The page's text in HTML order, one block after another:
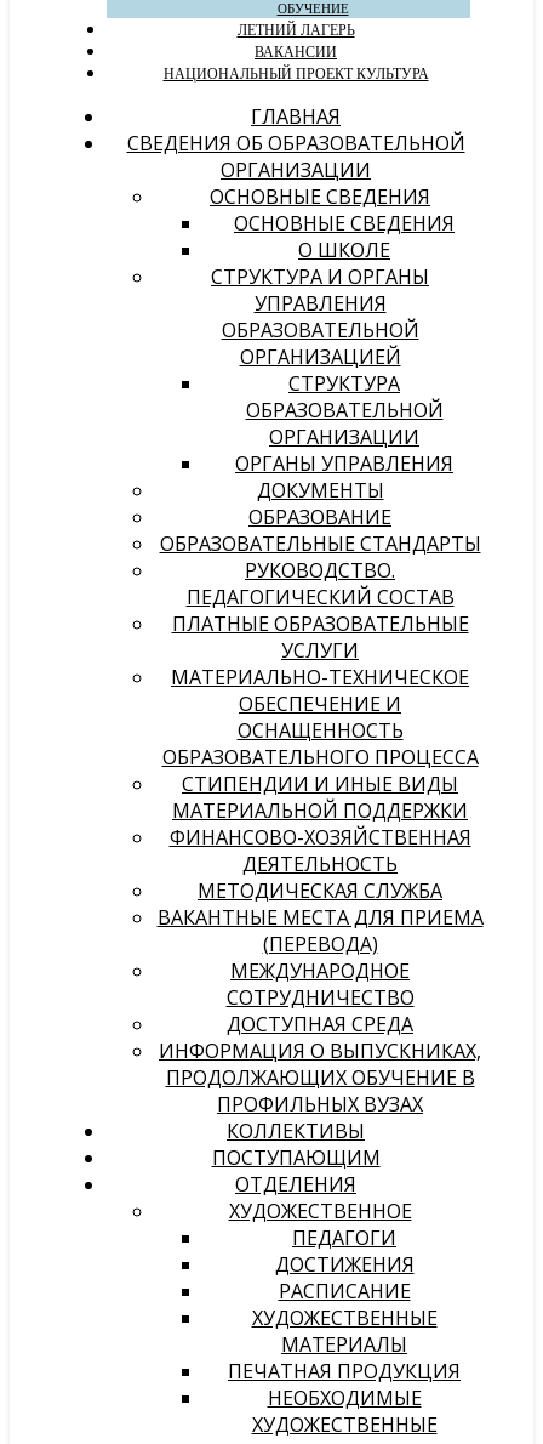
ОБУЧЕНИЕ
ЛЕТНИЙ ЛАГЕРЬ
ВАКАНСИИ
НАЦИОНАЛЬНЫЙ ПРОЕКТ КУЛЬТУРА
ГЛАВНАЯ
СВЕДЕНИЯ ОБ ОБРАЗОВАТЕЛЬНОЙ
ОРГАНИЗАЦИИ
ОСНОВНЫЕ СВЕДЕНИЯ
ОСНОВНЫЕ СВЕДЕНИЯ
О ШКОЛЕ
СТРУКТУРА И ОРГАНЫ
УПРАВЛЕНИЯ
ОБРАЗОВАТЕЛЬНОЙ
ОРГАНИЗАЦИЕЙ
СТРУКТУРА
ОБРАЗОВАТЕЛЬНОЙ
ОРГАНИЗАЦИИ
ОРГАНЫ УПРАВЛЕНИЯ
ДОКУМЕНТЫ
ОБРАЗОВАНИЕ
ОБРАЗОВАТЕЛЬНЫЕ СТАНДАРТЫ
РУКОВОДСТВО.
ПЕДАГОГИЧЕСКИЙ СОСТАВ
ПЛАТНЫЕ ОБРАЗОВАТЕЛЬНЫЕ
УСЛУГИ
МАТЕРИАЛЬНО-ТЕХНИЧЕСКОЕ
ОБЕСПЕЧЕНИЕ И
ОСНАЩЕННОСТЬ
ОБРАЗОВАТЕЛЬНОГО ПРОЦЕССА
СТИПЕНДИИ И ИНЫЕ ВИДЫ
МАТЕРИАЛЬНОЙ ПОДДЕРЖКИ
ФИНАНСОВО-ХОЗЯЙСТВЕННАЯ
ДЕЯТЕЛЬНОСТЬ
МЕТОДИЧЕСКАЯ СЛУЖБА
ВАКАНТНЫЕ МЕСТА ДЛЯ ПРИЕМА
(ПЕРЕВОДА)
МЕЖДУНАРОДНОЕ
СОТРУДНИЧЕСТВО
ДОСТУПНАЯ СРЕДА
ИНФОРМАЦИЯ О ВЫПУСКНИКАХ,
ПРОДОЛЖАЮЩИХ ОБУЧЕНИЕ В
ПРОФИЛЬНЫХ ВУЗАХ
КОЛЛЕКТИВЫ
ПОСТУПАЮЩИМ
ОТДЕЛЕНИЯ
ХУДОЖЕСТВЕННОЕ
ПЕДАГОГИ
ДОСТИЖЕНИЯ
РАСПИСАНИЕ
ХУДОЖЕСТВЕННЫЕ
МАТЕРИАЛЫ
ПЕЧАТНАЯ ПРОДУКЦИЯ
НЕОБХОДИМЫЕ
ХУДОЖЕСТВЕННЫЕ